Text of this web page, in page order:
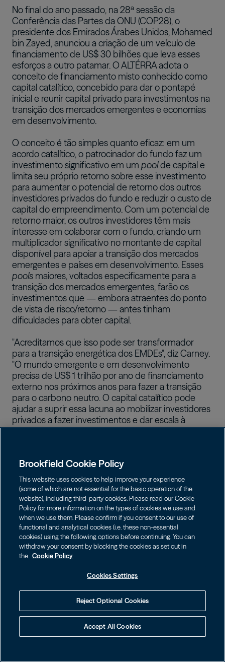
No final do ano passado, na 28a sessão da
Conferência das Partes da ONU (COP28), o
presidente dos Emirados Árabes Unidos, Mohamed
bin Zayed, anunciou a criação de um veículo de
financiamento de US$ 30 bilhões que leva esses
esforços a outro patamar. O ALTÉRRA adota o
conceito de financiamento misto conhecido como
capital catalítico, concebido para dar o pontapé
inicial e reunir capital privado para investimentos na
transição dos mercados emergentes e economias
em desenvolvimento.
O conceito é tão simples quanto eficaz: em um
acordo catalítico, o patrocinador do fundo faz um
investimento significativo em um poolde capital e
limita seu próprio retorno sobre esse investimento
para aumentar o potencial de retorno dos outros
investidores privados do fundo e reduzir o custo de
capital do empreendimento. Com um potencial de
retorno maior, os outros investidores têm mais
interesse em colaborar com o fundo, criando um
multiplicador significativo no montante de capital
disponível para apoiar a transição dos mercados
emergentes e países em desenvolvimento. Esses
pools maiores, voltados especificamente para a
transição dos mercados emergentes, farão os
investimentos que — embora atraentes do ponto
de vista de risco/retorno — antes tinham
dificuldades para obter capital.
"Acreditamos que isso pode ser transformador
para a transição energética dos EMDEs", diz Carney.
"O mundo emergente e em desenvolvimento
precisa de US$ 1 trilhão por ano de financiamento
externo nos próximos anos para fazer a transição
para o carbono neutro. O capital catalítico pode
ajudar a suprir essa lacuna ao mobilizar investidores
privados a fazer investimentos e dar escala à
transição em países que antes tinham dificuldades
Que tipos de projetos poderiam utilizar o capital
catalítico desses grupos de capital privado?
A Índia é um exemplo instrutivo. Por mais que
tenha avançado na viabilização de projetos de
energia renovável, o país ainda enfrenta o dilema
"quem nasceu primeiro, o ovo ou a galinha?". Os
desenvolvedores precisam de financiamento para
garantir capacidade em leilões estatais que
renovável de longo prazo. Ao mesmo tempo, a
desenvolvedores tenham acordos de longo prazo
garantidos antes de iniciarem os projetos, mesmo
para a fase inicial de desenvolvimento. Com o longo
período de análise legal e de licenciamento que
Brookfield Cookie Policy
This website uses cookies to help improve your experience
(some of which are not essential for the basic operation of the
website), including third-party cookies. Please read our Cookie
Policy for more information on the types of cookies we use and
when we use them. Please confirm if you consent to our use of
functional and analytical cookies (i.e. these non-essential
cookies) using the following options before continuing. You can
withdraw your consent by blocking the cookies as set out in
the Cookie Policy
Cookies Settings
Reject Optional Cookies
Accept All Cookies